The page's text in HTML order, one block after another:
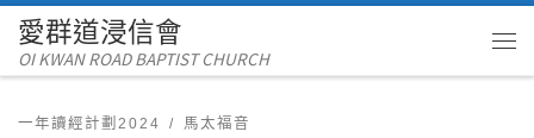
Skip to content
愛群道浸信會
OI KWAN ROAD BAPTIST CHURCH
一年讀經計劃2024 馬太福音